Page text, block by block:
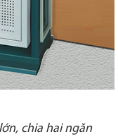
chia hai ngăn